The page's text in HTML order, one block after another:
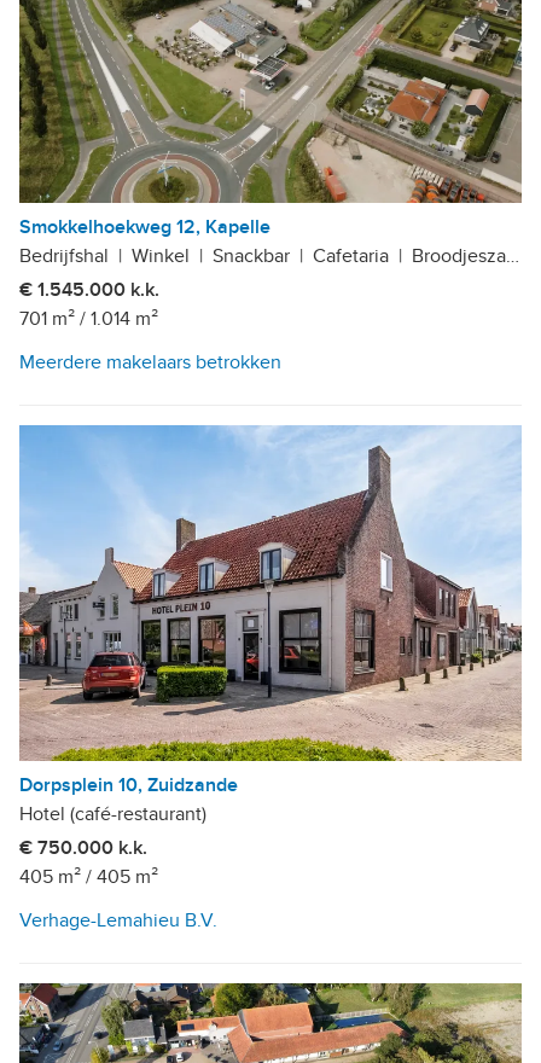
Smokkelhoekweg 12, Kapelle
Bedrijfshal | Winkel | Snackbar | Cafetaria | Broodjeszaak
€ 1.545.000 k.k.
701 m² / 1.014 m²
Meerdere makelaars betrokken
Dorpsplein 10, Zuidzande
Hotel (café-restaurant)
€ 750.000 k.k.
405 m² / 405 m²
Verhage-Lemahieu B.V.